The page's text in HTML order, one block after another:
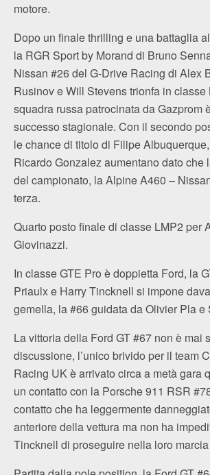
motore.
Dopo un finale thrilling e una battaglia
la RGR Sport by Morand di Bruno
Nissan #26 del G-Drive Racing di Alex
Rusinov e Will Stevens trionfa in classe
squadra russa patrocinata da Gazprom
successo stagionale. Con il secondo
le chance di titolo di Filipe
Ricardo Gonzalez aumentano dato che
del campionato, la Alpine A460 –
terza.
Quarto posto finale di classe LMP2 per
Giovinazzi.
In classe GTE Pro è doppietta Ford, la
Priaulx e Harry Tincknell si impone
gemella, la #66 guidata da Olivier Pla e
La vittoria della Ford GT #67 non è mai
discussione, l’unico brivido per il team
Racing UK è arrivato circa a metà gara
un contatto con la Porsche 911 RSR
contatto che ha leggermente
anteriore della vettura ma non ha
Tincknell di proseguire nella loro